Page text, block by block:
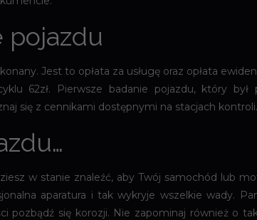
pojazdu
Jest to opłata za usługę oraz opłata
62zł. Pierwsze badanie pojazdu, który był
się z cennikami dostępnymi na stacjach kontroli.
w stanie znaleźć, aby Twój samochód lub
aparatura i tak wykryje wszelkie wady.
pozbądź się korozji. Nie zapominaj również o